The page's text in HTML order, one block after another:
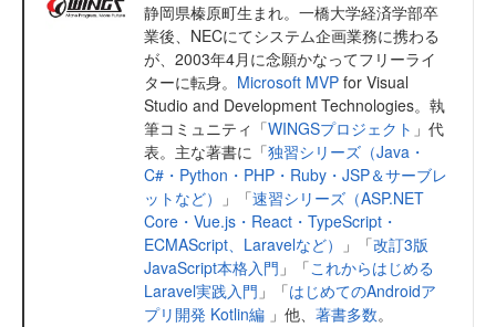
静岡県榛原町生まれ。一橋大学経済学部卒
業後、NECにてシステム企画業務に携わる
が、2003年4月に念願かなってフリーライ
ターに転身。 Microsoft MVP for Visual
Studio and Development Technologies。執
筆コミュニティ「WINGSプロジェクト 」代
表。主な著書に「独習シリーズ（Java・
C#・Python・PHP・Ruby・JSP＆サーブレ
ットなど）
」「速習シリーズ（ASP.NET
Core・Vue.js・React・TypeScript・
ECMAScript、Laravelなど）
」「改訂3版
JavaScript本格入門 」「これからはじめる
Laravel実践入門 」「はじめてのAndroidア
プリ開発 Kotlin編 」他、 著書多数。